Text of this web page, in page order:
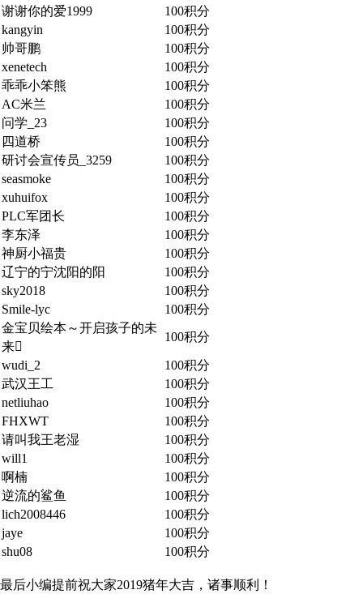
谢谢你的爱1999
100积分
kangyin
100积分
帅哥鹏
100积分
xenetech
100积分
乖乖小笨熊
100积分
AC米兰
100积分
问学_23
100积分
四道桥
100积分
研讨会宣传员_3259
100积分
seasmoke
100积分
xuhuifox
100积分
PLC军团长
100积分
李东泽
100积分
神厨小福贵
100积分
辽宁的宁沈阳的阳
100积分
sky2018
100积分
Smile-lyc
100积分
金宝贝绘本～开启孩子的未
来
100积分
wudi_2
100积分
武汉王工
100积分
netliuhao
100积分
FHXWT
100积分
请叫我王老湿
100积分
will1
100积分
啊楠
100积分
逆流的鲨鱼
100积分
lich2008446
100积分
jaye
100积分
shu08
100积分
最后小编提前祝大家2019猪年大吉，诸事顺利！